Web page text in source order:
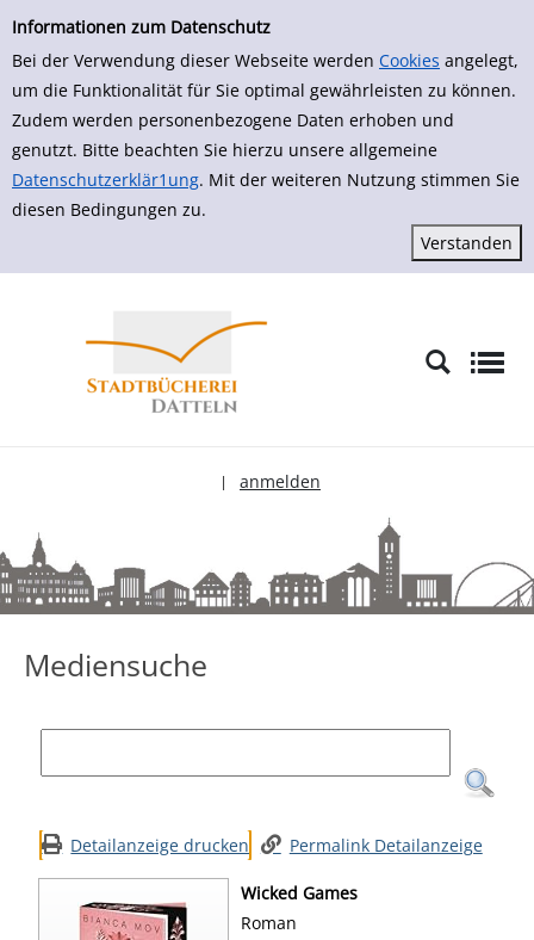
Informationen zum Datenschutz
Bei der Verwendung dieser Webseite werden Cookies angelegt,
um die Funktionalität für Sie optimal gewährleisten zu können.
Zudem werden personenbezogene Daten erhoben und
genutzt. Bitte beachten Sie hierzu unsere allgemeine
Datenschutzerklär1ung. Mit der weiteren Nutzung stimmen Sie
diesen Bedingungen zu.
zur Navigation springen
zum Inhalt springen
Zur Detailanzeige springen
anmelden
Mediensuche
Mediensuche
Detailanzeige drucken Permalink Detailanzeige
Wicked Games
Roman